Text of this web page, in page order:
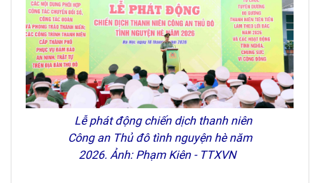
Lễ phát động chiến dịch thanh niên
Công an Thủ đô tình nguyện hè năm
2026. Ảnh: Phạm Kiên - TTXVN